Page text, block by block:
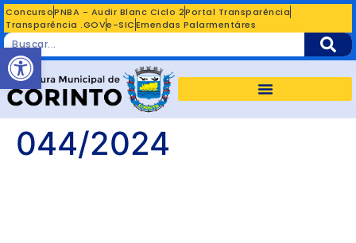
ConcursoPNBA - Audir Blanc Ciclo 2Portal Transparência
Transparência .GOVe-SICEmendas Palarmentáres
044/2024
Abrir a barra de ferramentas